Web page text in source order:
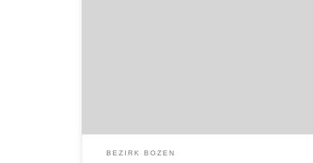
BEZIRK BOZEN